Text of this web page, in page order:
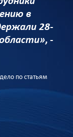
в
28-
, -
по статьям